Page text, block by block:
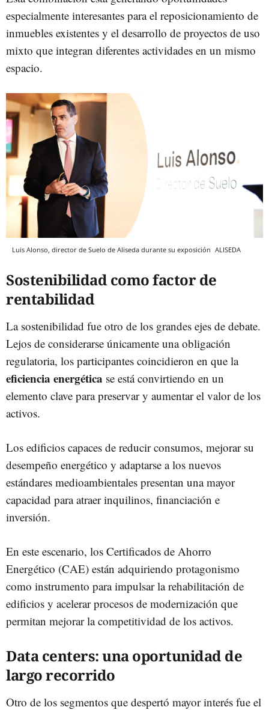
especialmente interesantes para el reposicionamiento de
inmuebles existentes y el desarrollo de proyectos de uso
mixto que integran diferentes actividades en un mismo
espacio.
Luis Alonso, director de Suelo de Aliseda durante su exposición ALISEDA
Sostenibilidad como factor de
rentabilidad
La sostenibilidad fue otro de los grandes ejes de debate.
Lejos de considerarse únicamente una obligación
regulatoria, los participantes coincidieron en que la
eficiencia energética se está convirtiendo en un
elemento clave para preservar y aumentar el valor de los
activos.
Los edificios capaces de reducir consumos, mejorar su
desempeño energético y adaptarse a los nuevos
estándares medioambientales presentan una mayor
capacidad para atraer inquilinos, financiación e
inversión.
En este escenario, los Certificados de Ahorro
Energético (CAE) están adquiriendo protagonismo
como instrumento para impulsar la rehabilitación de
edificios y acelerar procesos de modernización que
permitan mejorar la competitividad de los activos.
Data centers: una oportunidad de
largo recorrido
Otro de los segmentos que despertó mayor interés fue el